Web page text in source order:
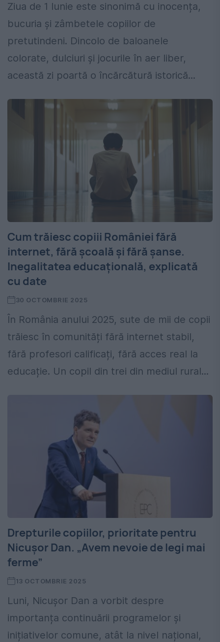
Ziua de 1 Iunie este sinonimă cu inocența,
bucuria și zâmbetele copiilor de
pretutindeni. Dincolo de baloanele
colorate, dulciuri și jocurile în aer liber,
această zi poartă o încărcătură istorică...
Cum trăiesc copiii României fără
internet, fără școală și fără șanse.
Inegalitatea educațională, explicată
cu date
30 OCTOMBRIE 2025
În România anului 2025, sute de mii de copii
trăiesc în comunități fără internet stabil,
fără profesori calificați, fără acces real la
educație. Un copil din trei din mediul rural...
Drepturile copiilor, prioritate pentru
Nicușor Dan. „Avem nevoie de legi mai
ferme”
13 OCTOMBRIE 2025
Luni, Nicușor Dan a vorbit despre
importanța continuării programelor și
inițiativelor comune, atât la nivel național,